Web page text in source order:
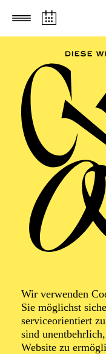
Zum Hauptinhalt
Wir verwenden
Sie möglichst
serviceorientiert
sind
Website zu
Ein